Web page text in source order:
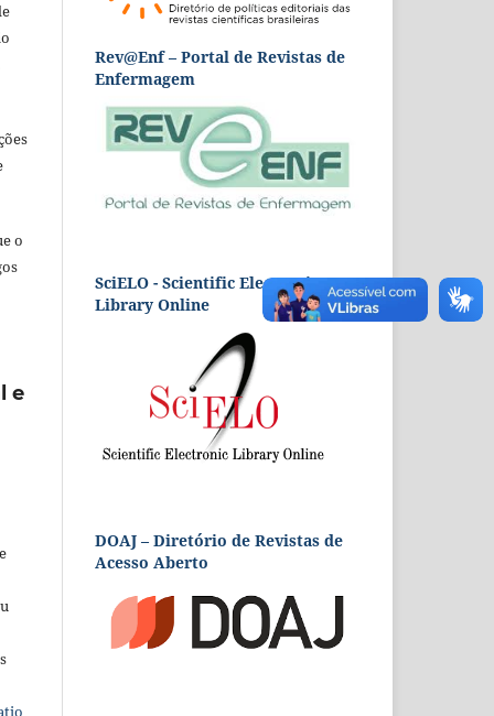
o
e
Rev@Enf – Portal de Revistas de
Enfermagem
SciELO - Scientific Electronic
Library Online
DOAJ – Diretório de Revistas de
Acesso Aberto